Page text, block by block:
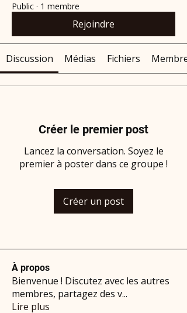
Public · 1 membre
Rejoindre
Discussion Médias Fichiers Membres
Créer le premier post
Lancez la conversation. Soyez le
premier à poster dans ce groupe !
Créer un post
À propos
Bienvenue ! Discutez avec les autres
membres, partagez des v...
Lire plus